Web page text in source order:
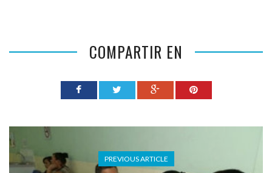
COMPARTIR EN
PREVIOUS ARTICLE